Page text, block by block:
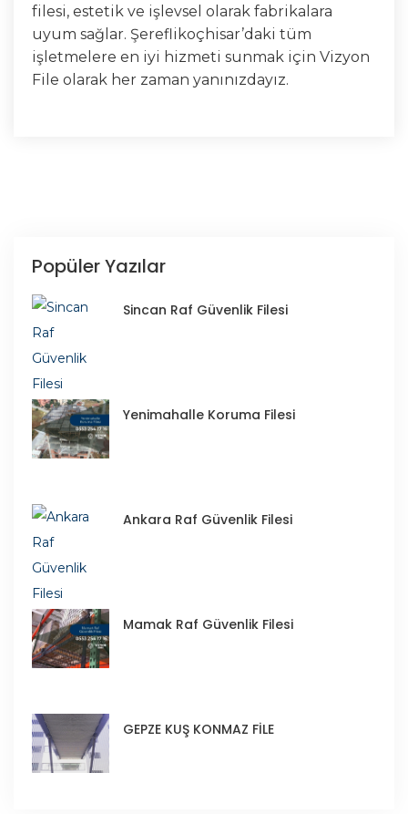
filesi, estetik ve işlevsel olarak fabrikalara
uyum sağlar. Şereflikoçhisar’daki tüm
işletmelere en iyi hizmeti sunmak için Vizyon
File olarak her zaman yanınızdayız.
Popüler Yazılar
Sincan Raf Güvenlik Filesi
Yenimahalle Koruma Filesi
Ankara Raf Güvenlik Filesi
Mamak Raf Güvenlik Filesi
GEPZE KUŞ KONMAZ FİLE